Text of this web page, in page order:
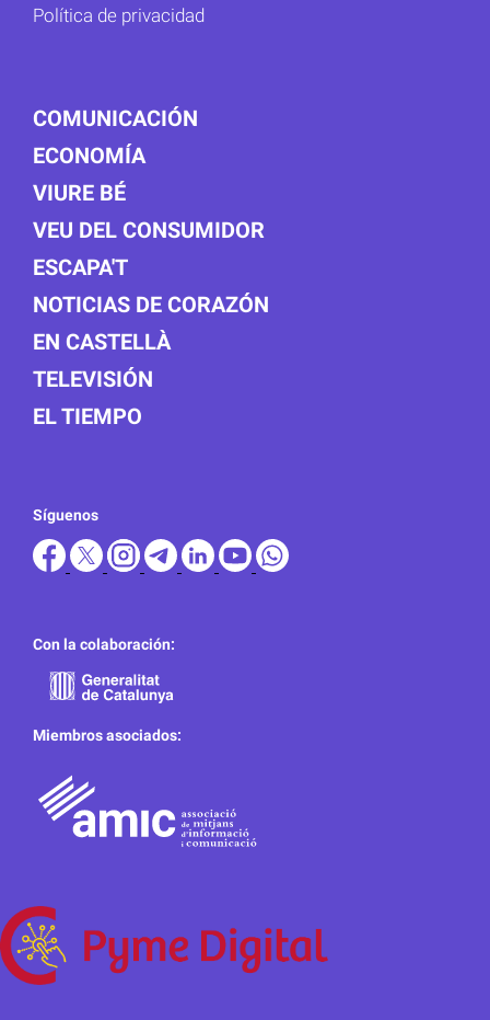
Política de privacidad
COMUNICACIÓN
ECONOMÍA
VIURE BÉ
VEU DEL CONSUMIDOR
ESCAPA'T
NOTICIAS DE CORAZÓN
EN CASTELLÀ
TELEVISIÓN
EL TIEMPO
Síguenos
Con la colaboración:
Miembros asociados: